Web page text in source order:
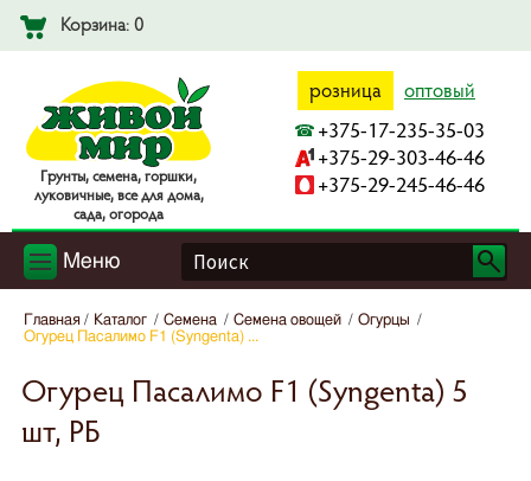
Корзина: 0
Гpyнты, ceмeнa, гopшки,
лyкoвичныe, вce для дoмa,
caдa, oгopoдa
розница оптовый
+375-17-235-35-03
+375-29-303-46-46
+375-29-245-46-46
Меню
Главная Каталог Семена Семена овощей
Огурцы
Огурец Пасалимо F1 (Syngenta) ...
Огурец Пасалимо F1 (Syngenta) 5
шт, РБ